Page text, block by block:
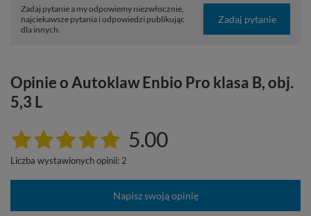
Zadaj pytanie a my odpowiemy niezwłocznie,
najciekawsze pytania i odpowiedzi publikując
dla innych.
Zadaj pytanie
Opinie o Autoklaw Enbio Pro klasa B, obj.
5,3 L
5.00
Liczba wystawionych opinii: 2
Napisz swoją opinię